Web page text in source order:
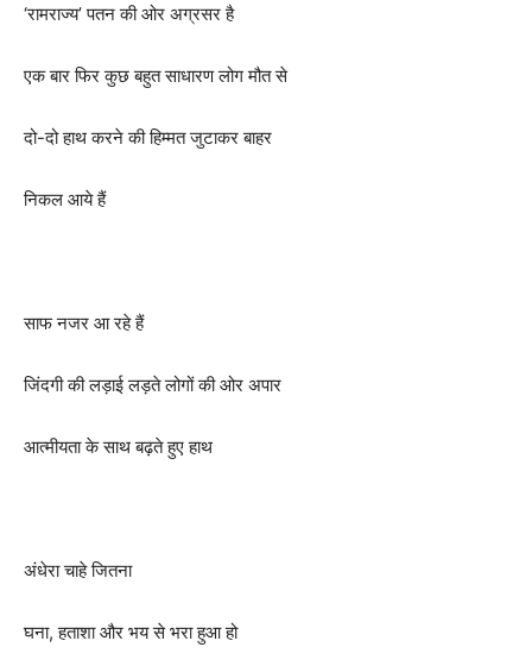
‘रामराज्य’ पतन की‌ ओर अग्रसर है
एक बार फिर कुछ बहुत साधारण लोग मौत से
दो-दो हाथ करने की हिम्मत जुटाकर बाहर
निकल आये हैं
साफ नजर आ रहे हैं
जिंदगी की लड़ाई लड़ते लोगों की ओर अपार
आत्मीयता के साथ बढ़ते हुए हाथ
अंधेरा चाहे जितना
घना, हताशा और भय से भरा हुआ हो